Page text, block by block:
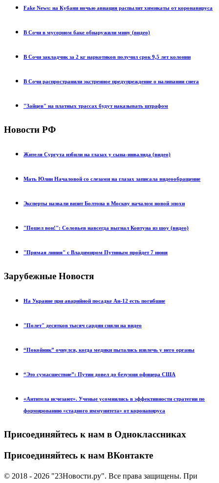
Fake News: на Кубани ночью авиация распылит химикаты от коронавируса
В Сочи в мусорном баке обнаружили мину (видео)
В Сочи закладчик за 2 кг наркотиков получил срок 9,5 лет колонии
В Сочи распространили экстренное предупреждение о налипании снега
"Зайцев" на платных трассах будут наказывать штрафом
Новости РФ
Жителя Сургута избили на глазах у сына-инвалида (видео)
Мать Юлии Началовой со слезами на глазах записала видеообращение
Эксперты назвали визит Болтона в Москву началом новой эпохи
"Пошел вон!": Соловьев навсегда выгнал Ковтуна из шоу (видео)
"Прямая линия" с Владимиром Путиным пройдет 7 июня
Зарубежные Новостя
На Украине при аварийной посадке Ан-12 есть погибшие
"Полет" десятков тысяч сардин сняли на видео
“Покойник” очнулся, когда медики пытались извлечь у него органы
“Это сумасшествие”: Путин довел до безумия офицера США
«Антитела исчезают». Ученые усомнились в эффективности стратегии по
формированию «стадного иммунитета» от коронавируса
Присоединяйтесь к нам в Одноклассниках
Присоединяйтесь к нам ВКонтакте
© 2018 - 2026 "23Новости.ру". Все права защищены. При